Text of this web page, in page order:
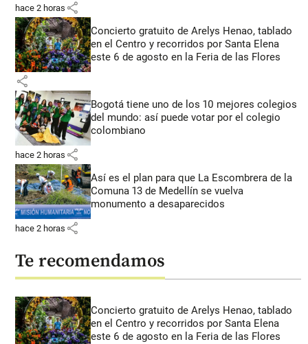
hace 2 horas share
Concierto gratuito de Arelys Henao, tablado
en el Centro y recorridos por Santa Elena
este 6 de agosto en la Feria de las Flores
share
Bogotá tiene uno de los 10 mejores colegios
del mundo: así puede votar por el colegio
colombiano
hace 2 horas share
Así es el plan para que La Escombrera de la
Comuna 13 de Medellín se vuelva
monumento a desaparecidos
hace 2 horas share
Te recomendamos
Concierto gratuito de Arelys Henao, tablado
en el Centro y recorridos por Santa Elena
este 6 de agosto en la Feria de las Flores